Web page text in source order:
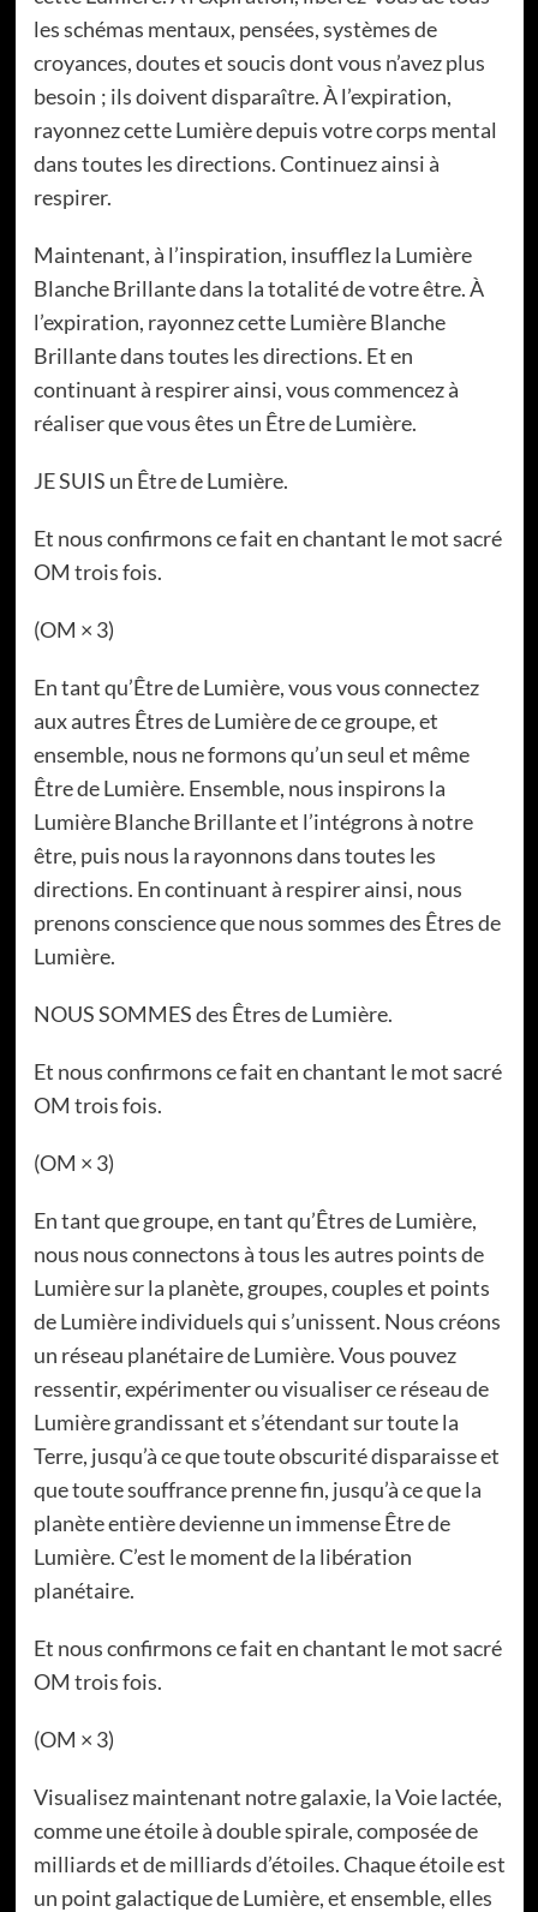
les schémas mentaux, pensées, systèmes de
croyances, doutes et soucis dont vous n’avez plus
besoin ; ils doivent disparaître. À l’expiration,
rayonnez cette Lumière depuis votre corps mental
dans toutes les directions. Continuez ainsi à
respirer.
Maintenant, à l’inspiration, insufflez la Lumière
Blanche Brillante dans la totalité de votre être. À
l’expiration, rayonnez cette Lumière Blanche
Brillante dans toutes les directions. Et en
continuant à respirer ainsi, vous commencez à
réaliser que vous êtes un Être de Lumière.
JE SUIS un Être de Lumière.
Et nous confirmons ce fait en chantant le mot sacré
OM trois fois.
(OM × 3)
En tant qu’Être de Lumière, vous vous connectez
aux autres Êtres de Lumière de ce groupe, et
ensemble, nous ne formons qu’un seul et même
Être de Lumière. Ensemble, nous inspirons la
Lumière Blanche Brillante et l’intégrons à notre
être, puis nous la rayonnons dans toutes les
directions. En continuant à respirer ainsi, nous
prenons conscience que nous sommes des Êtres de
Lumière.
NOUS SOMMES des Êtres de Lumière.
Et nous confirmons ce fait en chantant le mot sacré
OM trois fois.
(OM × 3)
En tant que groupe, en tant qu’Êtres de Lumière,
nous nous connectons à tous les autres points de
Lumière sur la planète, groupes, couples et points
de Lumière individuels qui s’unissent. Nous créons
un réseau planétaire de Lumière. Vous pouvez
ressentir, expérimenter ou visualiser ce réseau de
Lumière grandissant et s’étendant sur toute la
Terre, jusqu’à ce que toute obscurité disparaisse et
que toute souffrance prenne fin, jusqu’à ce que la
planète entière devienne un immense Être de
Lumière. C’est le moment de la libération
planétaire.
Et nous confirmons ce fait en chantant le mot sacré
OM trois fois.
(OM × 3)
Visualisez maintenant notre galaxie, la Voie lactée,
comme une étoile à double spirale, composée de
milliards et de milliards d’étoiles. Chaque étoile est
un point galactique de Lumière, et ensemble, elles